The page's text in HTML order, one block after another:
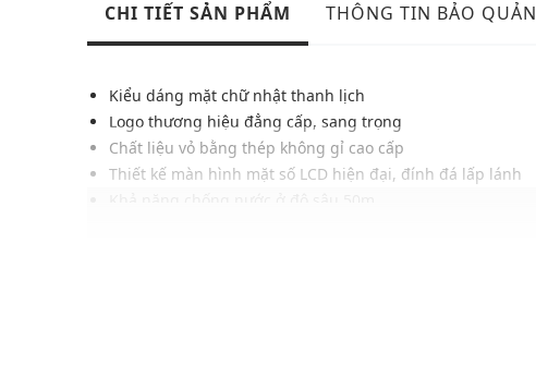
CHI TIẾT SẢN PHẨM THÔNG TIN BẢO QUẢN
Kiểu dáng mặt chữ nhật thanh lịch
Logo thương hiệu đẳng cấp, sang trọng
Chất liệu vỏ bằng thép không gỉ cao cấp
Thiết kế màn hình mặt số LCD hiện đại, đính đá lấp lánh